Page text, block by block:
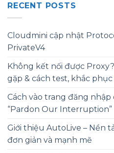
RECENT POSTS
Cloudmini cập nhật
PrivateV4
Không kết nối được
gặp & cách test, khắc
Cách vào trang đăng nhập
“Pardon Our Interruption”
Giới thiệu AutoLive – Nền
đơn giản và mạnh mẽ